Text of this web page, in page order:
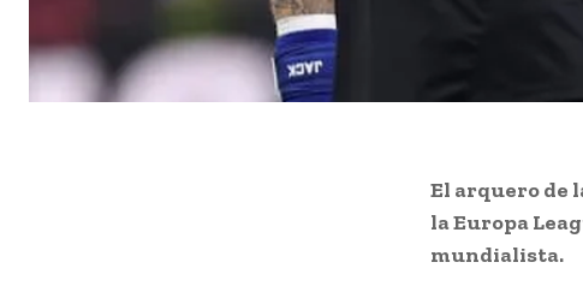
El arquero de
la Europa
mundialista.